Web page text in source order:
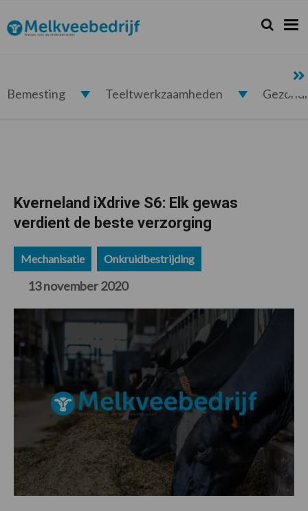
de
hoofdnavigatie
de
hoofd
de
eerste
de
voettekst
Melkveebedrijf.nl Zoeken...
Zoek
Bemesting Teeltwerkzaamheden
Kverneland iXdrive S6: Elk gewas
verdient de beste verzorging
Mechanisatie Onkruidbestrijding
13 november 2020